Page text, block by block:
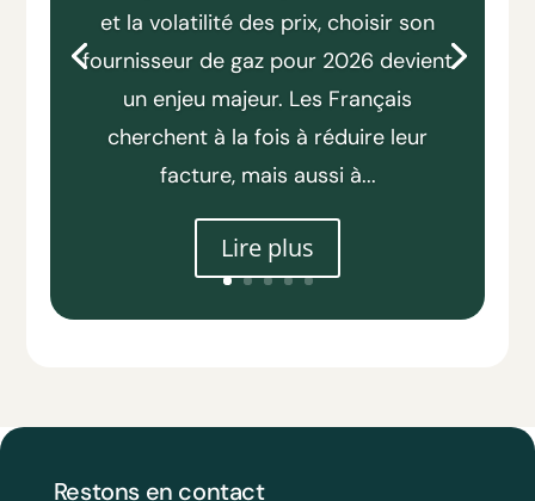
et la volatilité des prix, choisir son
fournisseur de gaz pour 2026 devient
un enjeu majeur. Les Français
cherchent à la fois à réduire leur
facture, mais aussi à...
Lire plus
Restons en contact